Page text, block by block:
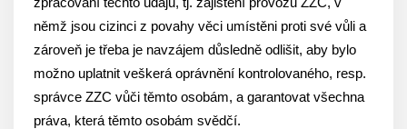
němž jsou cizinci z povahy věci umístěni proti své vůli a
zároveň je třeba je navzájem důsledně odlišit, aby bylo
možno uplatnit veškerá oprávnění kontrolovaného, resp.
správce ZZC vůči těmto osobám, a garantovat všechna
práva, která těmto osobám svědčí.